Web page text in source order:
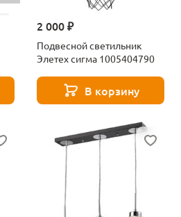
2 000 ₽
Подвесной светильник
Элетех сигма 1005404790
В корзину